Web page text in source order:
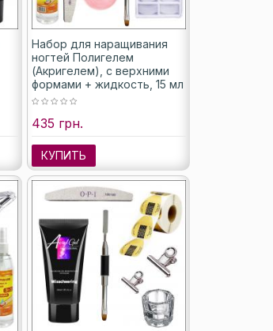
Набор для наращивания
ногтей Полигелем
(Акригелем), с верхними
формами + жидкость, 15 мл
435 грн.
КУПИТЬ